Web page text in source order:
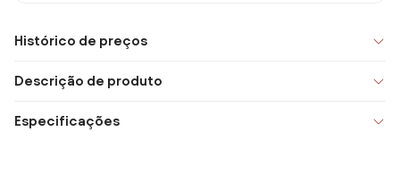
Histórico de preços
Descrição de produto
Especificações